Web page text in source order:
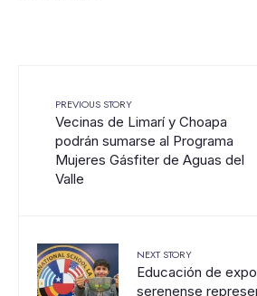
PREVIOUS STORY
Vecinas de Limarí y Choapa
podrán sumarse al Programa
Mujeres Gásfiter de Aguas del
Valle
NEXT STORY
Educación de
serenense